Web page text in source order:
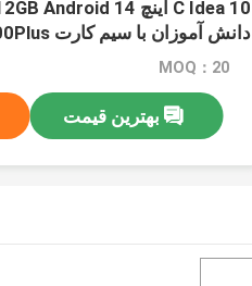
دانش آموزان با سیم کارت CM8200Plus بنفش
MOQ：20
بهترین قیمت